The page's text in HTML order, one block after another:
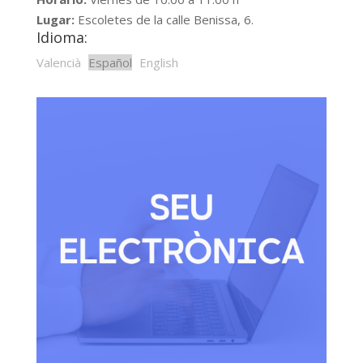
Lugar:Escoletes de la calle Benissa, 6.
Idioma:
Valencià Español English